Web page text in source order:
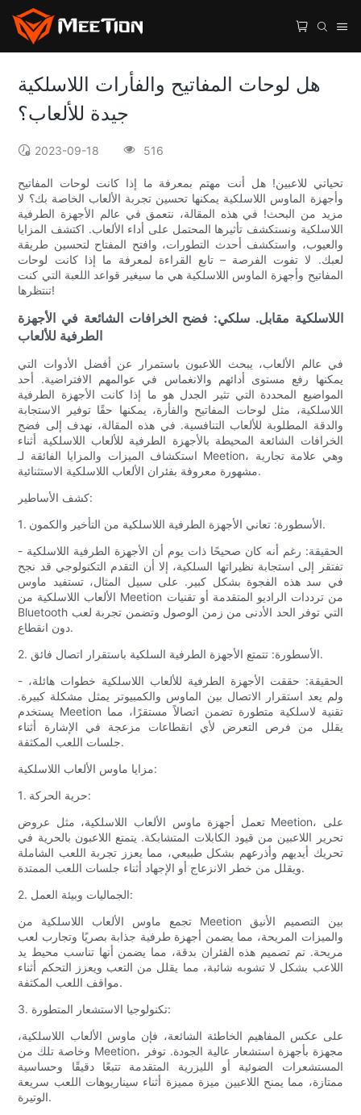
هل لوحات المفاتيح والفأرات اللاسلكية
جيدة للألعاب؟
2023-09-18 516
تحياتي للاعبين! هل أنت مهتم بمعرفة ما إذا كانت لوحات المفاتيح
وأجهزة الماوس اللاسلكية يمكنها تحسين تجربة الألعاب الخاصة بك؟ لا
مزيد من البحث! في هذه المقالة، نتعمق في عالم الأجهزة الطرفية
اللاسلكية ونستكشف تأثيرها المحتمل على أداء الألعاب. اكتشف المزايا
والعيوب، واستكشف أحدث التطورات، وافتح المفتاح لتحسين طريقة
لعبك. لا تفوت الفرصة – تابع القراءة لمعرفة ما إذا كانت لوحات
المفاتيح وأجهزة الماوس اللاسلكية هي ما سيغير قواعد اللعبة التي كنت
تنتظرها!
اللاسلكية مقابل. سلكي: فضح الخرافات الشائعة في الأجهزة
الطرفية للألعاب
في عالم الألعاب، يبحث اللاعبون باستمرار عن أفضل الأدوات التي
يمكنها رفع مستوى أدائهم والانغماس في عوالمهم الافتراضية. أحد
المواضيع المحددة التي تثير الجدل هو ما إذا كانت الأجهزة الطرفية
اللاسلكية، مثل لوحات المفاتيح والفأرة، يمكنها حقًا توفير الاستجابة
والدقة المطلوبة للألعاب التنافسية. في هذه المقالة، نهدف إلى فضح
الخرافات الشائعة المحيطة بالأجهزة الطرفية للألعاب اللاسلكية أثناء
استكشاف الميزات والمزايا الفائقة لـ Meetion، وهي علامة تجارية
مشهورة معروفة بفئران الألعاب اللاسلكية الاستثنائية.
كشف الأساطير:
1. الأسطورة: تعاني الأجهزة الطرفية اللاسلكية من التأخير والكمون.
- الحقيقة: رغم أنه كان صحيحًا ذات يوم أن الأجهزة الطرفية اللاسلكية
تفتقر إلى استجابة نظيراتها السلكية، إلا أن التقدم التكنولوجي قد نجح
في سد هذه الفجوة بشكل كبير. على سبيل المثال، تستفيد ماوس
الألعاب اللاسلكية من Meetion من ترددات الراديو المتقدمة أو تقنيات
Bluetooth التي توفر الحد الأدنى من زمن الوصول وتضمن تجربة لعب
دون انقطاع.
2. الأسطورة: تتمتع الأجهزة الطرفية السلكية باستقرار اتصال فائق.
- الحقيقة: حققت الأجهزة الطرفية للألعاب اللاسلكية خطوات هائلة،
ولم يعد استقرار الاتصال بين الماوس والكمبيوتر يمثل مشكلة كبيرة.
يستخدم Meetion تقنية لاسلكية متطورة تضمن اتصالاً مستقرًا، مما
يقلل من فرص التعرض لأي انقطاعات مزعجة في الإشارة أثناء
جلسات اللعب المكثفة.
مزايا ماوس الألعاب اللاسلكية:
1. حرية الحركة:
تعمل أجهزة ماوس الألعاب اللاسلكية، مثل عروض Meetion، على
تحرير اللاعبين من قيود الكابلات المتشابكة. يتمتع اللاعبون بالحرية في
تحريك أيديهم وأذرعهم بشكل طبيعي، مما يعزز تجربة اللعب الشاملة
ويقلل من خطر الانزعاج أو الإجهاد أثناء جلسات اللعب الممتدة.
2. الجماليات وبيئة العمل:
تجمع ماوس الألعاب اللاسلكية من Meetion بين التصميم الأنيق
والميزات المريحة، مما يضمن أجهزة طرفية جذابة بصريًا وتجارب لعب
مريحة. تم تصميم هذه الفئران بدقة، مما يضمن أنها تناسب محيط يد
اللاعب بشكل لا تشوبه شائبة، مما يقلل من التعب ويعزز التحكم أثناء
مواقف اللعب المكثفة.
3. تكنولوجيا الاستشعار المتطورة:
على عكس المفاهيم الخاطئة الشائعة، فإن ماوس الألعاب اللاسلكية،
وخاصة تلك من Meetion، مجهزة بأجهزة استشعار عالية الجودة. توفر
المستشعرات الضوئية أو الليزرية المتقدمة تتبعًا دقيقًا وحساسية
ممتازة، مما يمنح اللاعبين ميزة مميزة أثناء سيناريوهات اللعب سريعة
الوتيرة.